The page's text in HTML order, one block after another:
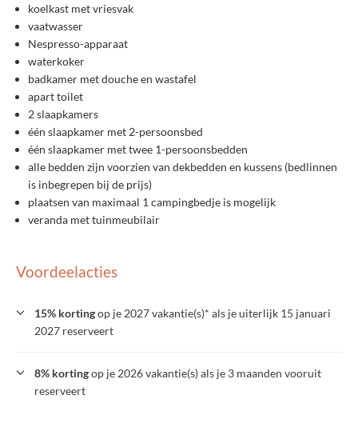
koelkast met vriesvak
vaatwasser
Nespresso-apparaat
waterkoker
badkamer met douche en wastafel
apart toilet
2 slaapkamers
één slaapkamer met 2-persoonsbed
één slaapkamer met twee 1-persoonsbedden
alle bedden zijn voorzien van dekbedden en kussens (bedlinnen
is inbegrepen bij de prijs)
plaatsen van maximaal 1 campingbedje is mogelijk
veranda met tuinmeubilair
Voordeelacties
15% kortingop je 2027 vakantie(s)* als je uiterlijk 15 januari
2027 reserveert
8% kortingop je 2026 vakantie(s) als je 3 maanden vooruit
reserveert